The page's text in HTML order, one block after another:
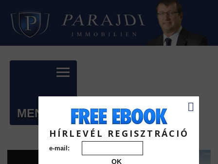
HÍRLEVÉL REGISZTRÁCIÓ
e-mail:
OK
MENÜ